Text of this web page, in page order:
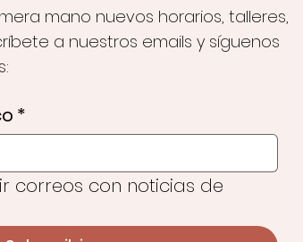
mano nuevos horarios, talleres,
a nuestros emails y síguenos
*
correos con noticias de